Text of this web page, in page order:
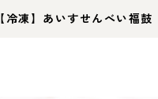
【冷凍】あいすせんべい福